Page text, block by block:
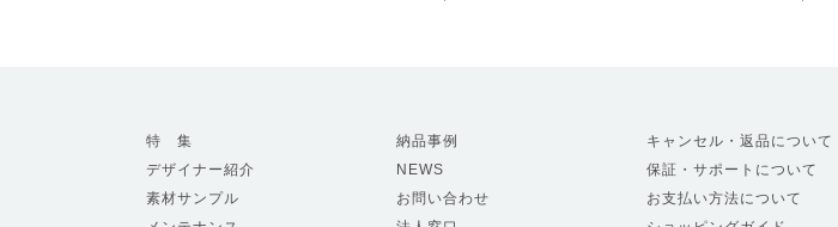
特 集
デザイナー紹介
素材サンプル
納品事例
NEWS
お問い合わせ
キャンセル・返品について
保証・サポートについて
お支払い方法について